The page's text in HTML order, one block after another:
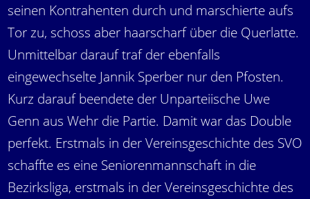
seinen Kontrahenten durch und marschierte aufs
Tor zu, schoss aber haarscharf über die Querlatte.
Unmittelbar darauf traf der ebenfalls
eingewechselte Jannik Sperber nur den Pfosten.
Kurz darauf beendete der Unparteiische Uwe
Genn aus Wehr die Partie. Damit war das Double
perfekt. Erstmals in der Vereinsgeschichte des SVO
schaffte es eine Seniorenmannschaft in die
Bezirksliga, erstmals in der Vereinsgeschichte des